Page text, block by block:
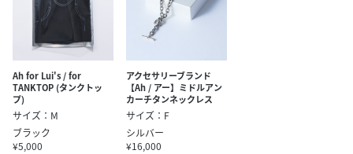
Ah for Lui's / for
TANKTOP (タンクトッ
プ)
サイズ：M
ブラック
¥5,000
アクセサリーブランド
【Ah / アー】ミドルアン
カーチタンネックレス
サイズ：F
シルバー
¥16,000